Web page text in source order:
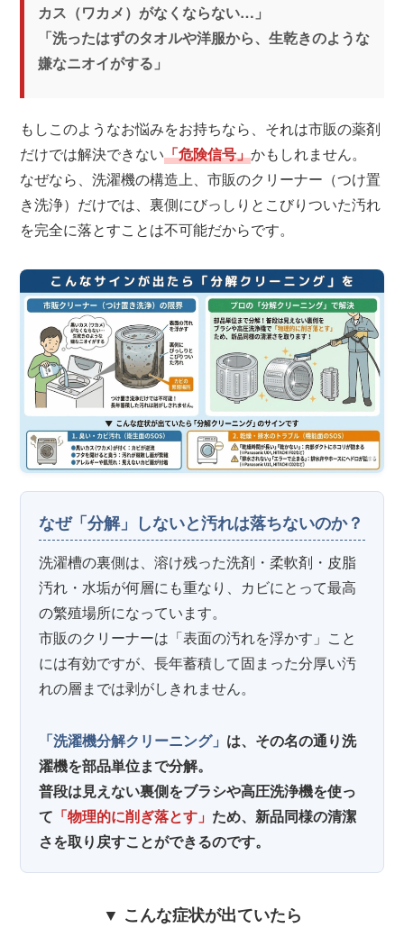
カス（ワカメ）がなくならない…」
「洗ったはずのタオルや洋服から、生乾きのような
嫌なニオイがする」
もしこのようなお悩みをお持ちなら、それは市販の薬剤
だけでは解決できない「危険信号」かもしれません。
なぜなら、洗濯機の構造上、市販のクリーナー（つけ置
き洗浄）だけでは、裏側にびっしりとこびりついた汚れ
を完全に落とすことは不可能だからです。
なぜ「分解」しないと汚れは落ちないのか？
洗濯槽の裏側は、溶け残った洗剤・柔軟剤・皮脂
汚れ・水垢が何層にも重なり、カビにとって最高
の繁殖場所になっています。
市販のクリーナーは「表面の汚れを浮かす」こと
には有効ですが、長年蓄積して固まった分厚い汚
れの層までは剥がしきれません。
「洗濯機分解クリーニング」 は、その名の通り洗
濯機を部品単位まで分解。
普段は見えない裏側をブラシや高圧洗浄機を使っ
て 「物理的に削ぎ落とす」 ため、新品同様の清潔
さを取り戻すことができるのです。
▼ こんな症状が出ていたら